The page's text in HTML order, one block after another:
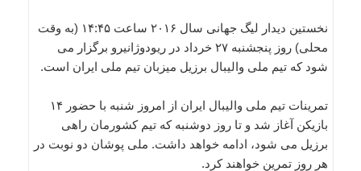
نخستین دیدار لیگ جهانی سال ۲۰۱۶ ساعت ۱۴:۴۵ (به وقت
محلی) روز پنجشنبه ۲۷ خرداد در ریودوژانیرو برگزار می
شود که تیم ملی والیبال برزیل میزبان تیم ملی ایران است.
تمرینات تیم ملی والیبال ایران از امروز شنبه با حضور ۱۴
بازیکن آغاز شد و تا روز دوشنبه که تیم کشورمان راهی
برزیل می شود، ادامه خواهد داشت. ملی پوشان دو نوبت در
هر روز تمرین خواهند کرد.